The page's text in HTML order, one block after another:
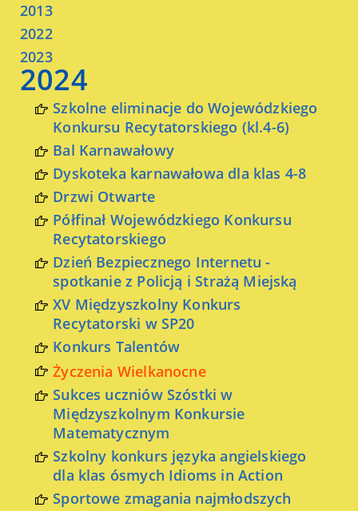
2013
2022
2023
2024
Szkolne eliminacje do Wojewódzkiego
Konkursu Recytatorskiego (kl.4-6)
Bal Karnawałowy
Dyskoteka karnawałowa dla klas 4-8
Drzwi Otwarte
Półfinał Wojewódzkiego Konkursu
Recytatorskiego
Dzień Bezpiecznego Internetu -
spotkanie z Policją i Strażą Miejską
XV Międzyszkolny Konkurs
Recytatorski w SP20
Konkurs Talentów
Życzenia Wielkanocne
Sukces uczniów Szóstki w
Międzyszkolnym Konkursie
Matematycznym
Szkolny konkurs języka angielskiego
dla klas ósmych Idioms in Action
Sportowe zmagania najmłodszych